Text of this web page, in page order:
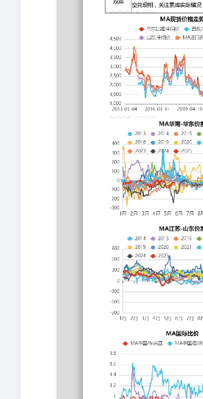
-5 -5 -30 -26 0 0 0 -53 40 0 0 观点 聚
近。出口暂时没有听说大量成交。非
续2目前已知检修较少，供应预计环比
期压力偏大。如果缓解压力需要出口
法-华东 电石法-华南 电石法-西北 进
2025/05/19 2550 852 4870 5500 5450
2025/05/21 2500 862 4870 5500 5450
2025/05/23 2500 862 4780 5500 5450
差-280，下游开工季节性，低价持货
春检规模。出口签单尚可，4月宏观政
FOB400，关注后续出口签单能否支撑
煤价、商品房销售、终端订单、开工
通过合法授权渠道向发布人取得的资
信息来源的准确性和完整性不作任何
供参考，不构成对您的任何投资建议
不承担任何责任。我司在为您提供服
中所有研究分析报告、行情分析视频